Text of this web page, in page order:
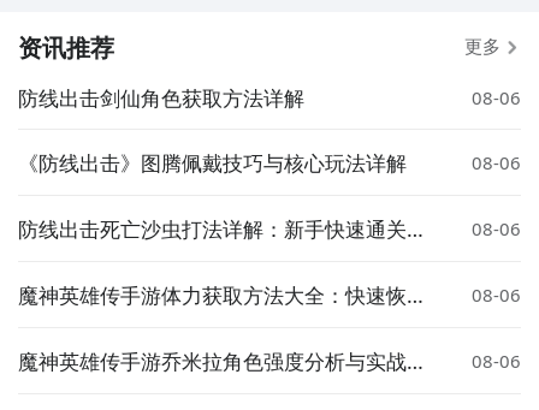
资讯推荐 更多
防线出击剑仙角色获取方法详解 08-06
《防线出击》图腾佩戴技巧与核心玩法详解 08-06
防线出击死亡沙虫打法详解：新手快速通关攻
08-06
魔神英雄传手游体力获取方法大全：快速恢复
08-06
魔神英雄传手游乔米拉角色强度分析与实战搭
08-06